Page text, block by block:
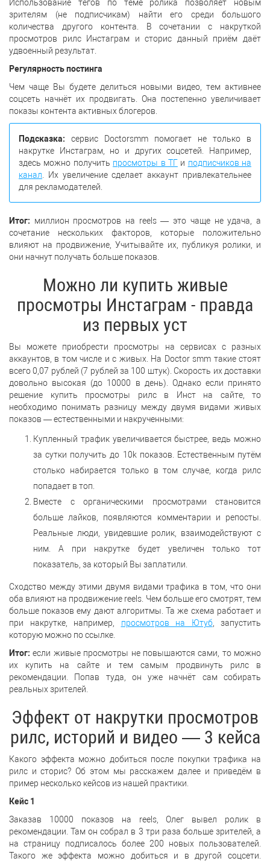
Использование тегов по теме ролика позволяет новым
зрителям (не подписчикам) найти его среди большого
количества другого контента. В сочетании с накруткой
просмотров рилс Инстаграм и сторис данный приём даёт
удвоенный результат.
Регулярность постинга
Чем чаще Вы будете делиться новыми видео, тем активнее
соцсеть начнёт их продвигать. Она постепенно увеличивает
показы контента активных блогеров.
Подсказка: сервис Doctorsmm помогает не только в
накрутке Инстаграм, но и других соцсетей. Например,
здесь можно получить просмотры в ТГи подписчиков на
канал . Их увеличение сделает аккаунт привлекательнее
для рекламодателей.
Итог: миллион просмотров на reels — это чаще не удача, а
сочетание нескольких факторов, которые положительно
влияют на продвижение, Учитывайте их, публикуя ролики, и
они начнут получать больше показов.
Можно ли купить живые
просмотры Инстаграм - правда
из первых уст
Вы можете приобрести просмотры на сервисах с разных
аккаунтов, в том числе и с живых. На Doctor smm такие стоят
всего 0,07 рублей (7 рублей за 100 штук). Скорость их доставки
довольно высокая (до 10000 в день). Однако если принято
решение купить просмотры рилс в Инст на сайте, то
необходимо понимать разницу между двумя видами живых
показов — естественными и накрученными:
Купленный трафик увеличивается быстрее, ведь можно
за сутки получить до 10k показов. Естественным путём
столько набирается только в том случае, когда рилс
попадает в топ.
Вместе с органическими просмотрами становится
больше лайков, появляются комментарии и репосты.
Реальные люди, увидевшие ролик, взаимодействуют с
ним. А при накрутке будет увеличен только тот
показатель, за который Вы заплатили.
Сходство между этими двумя видами трафика в том, что они
оба влияют на продвижение reels. Чем больше его смотрят, тем
больше показов ему дают алгоритмы. Та же схема работает и
при накрутке, например, просмотров на Ютуб, запустить
которую можно по ссылке.
Итог: если живые просмотры не повышаются сами, то можно
их купить на сайте и тем самым продвинуть рилс в
рекомендации. Попав туда, он уже начнёт сам собирать
реальных зрителей.
Эффект от накрутки просмотров
рилс, историй и видео — 3 кейса
Какого эффекта можно добиться после покупки трафика на
рилс и сторис? Об этом мы расскажем далее и приведём в
пример несколько кейсов из нашей практики.
Кейс 1
Заказав 10000 показов на reels, Олег вывел ролик в
рекомендации. Там он собрал в 3 три раза больше зрителей, а
на страницу подписалось более 200 новых пользователей.
Такого же эффекта можно добиться и в другой соцсети.